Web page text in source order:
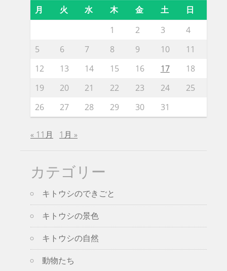
月
火 水 木 金 土
日
1
2 3
4
5
6 7 8 9 10
11
12
13 14 15 16 17
18
19
20 21 22 23 24
25
26
27 28 29 30 31
« 11月 1月 »
カテゴリー
キトウシのできごと
キトウシの景色
キトウシの自然
動物たち